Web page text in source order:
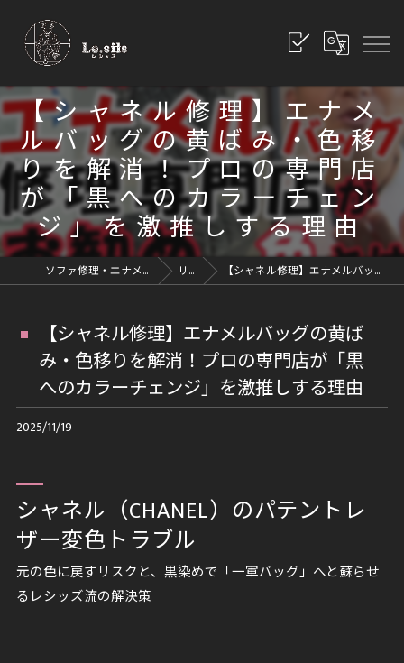
【シャネル修理】エナメ
ルバッグの黄ばみ・色移
りを解消！プロの専門店
が「黒へのカラーチェン
ジ」を激推しする理由
ソファ修理・エナメル修理・革修理なら愛知県豊川市のレシッズへ｜全国対応 リペアブログ 【シャネル修理】エナメルバッグの黄ばみ・色移りを解消！プロの専門店が「黒へのカラーチェンジ」を激推しする理由
【シャネル修理】エナメルバッグの黄ば
み・色移りを解消！プロの専門店が「黒
へのカラーチェンジ」を激推しする理由
2025/11/19
シャネル（CHANEL）のパテントレ
ザー変色トラブル
元の色に戻すリスクと、黒染めで「一軍バッグ」へと蘇らせ
るレシッズ流の解決策